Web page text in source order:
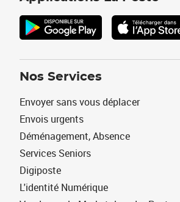
Nos Services
Envoyer sans vous déplacer
Envois urgents
Déménagement, Absence
Services Seniors
Digiposte
L'identité Numérique